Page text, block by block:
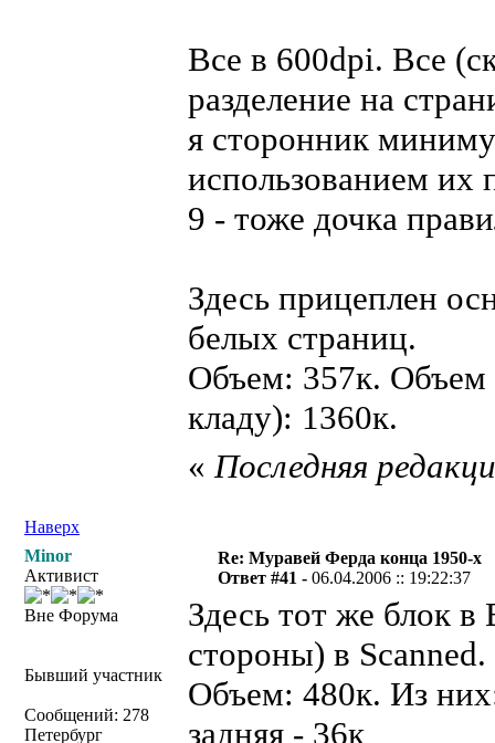
Все в 600dpi. Все
разделение на
я сторонник
использованием их
9 - тоже дочка
Здесь прицеплен
белых страниц.
Объем: 357к. Объем
кладу): 1360к.
Наверх
«Последняя
Minor
Активист
Вне Форума
Бывший участник
Сообщений: 278
Петербург
Re: Муравей Ферда конца 1950-х
Ответ #41 -06.04.2006 :: 19:22:37
Здесь тот же блок
стороны) в Scanned.
Объем: 480к. Из
задняя - 36к